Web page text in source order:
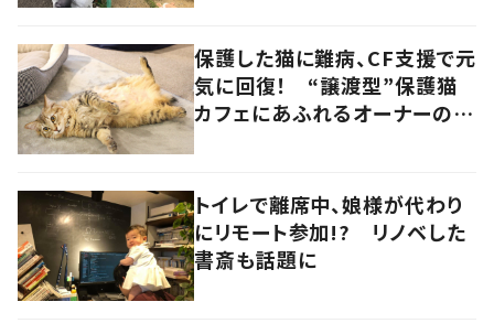
保護した猫に難病、CF支援で元
気に回復！ “譲渡型”保護猫
カフェにあふれるオーナーの愛
トイレで離席中、娘様が代わり
にリモート参加!? リノベした
書斎も話題に